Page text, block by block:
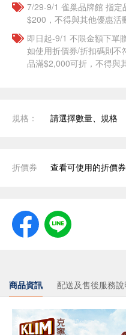
7/29-9/1 雀巢品牌館 指
$200，不得與其他優惠活
即日起-9/1 不限金額下單
如使用折價券/折扣碼則不
品滿$2,000可折，不得與
規格： 請選擇數量、規格
折價券 查看可使用的折價券
商品資訊 配送及售後服務說